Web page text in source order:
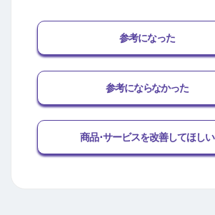
参考になった
参考にならなかった
商品･サービスを改善してほしい